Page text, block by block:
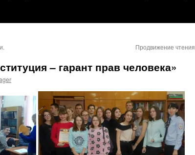
Продвижение чтения
– гарант прав человека»